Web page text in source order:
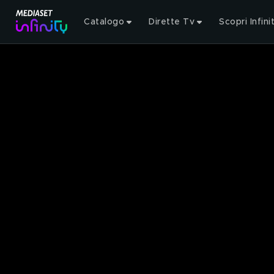
Catalogo Dirette Tv Scopri